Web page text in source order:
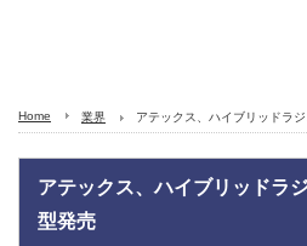
Home 業界 アテックス、ハイブリッドラ
アテックス、ハイブリッドラ
型発売